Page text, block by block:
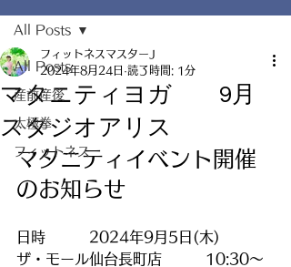
All Posts
産前産後
太極拳
フィットネス
All Posts
マタニティヨガ 9月
スタジオアリス
フィットネスマスターJ
2024年8月24日 読了時間: 1分
マタニティイベント開催
のお知らせ
日時　　　2024年9月5日(木)
ザ・モール仙台長町店　　　10:30～